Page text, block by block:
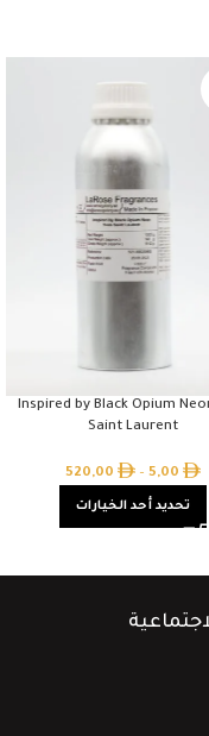
Inspired by Black Opium
Saint Laurent
5,00
–
520,00
تحديد أحد الخيارات